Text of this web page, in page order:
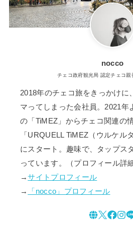
nocco
チェコ政府観光局 認定チェコ親
2018年のチェコ旅をきっかけに
マってしまった会社員。2021年
の「TiMEZ」からチェコ関連の
「URQUELL TiMEZ（ウルケル
にスタート。趣味で、タップス
っています。（プロフィール詳
→サイトプロフィール
→
「nocco」プロフィール